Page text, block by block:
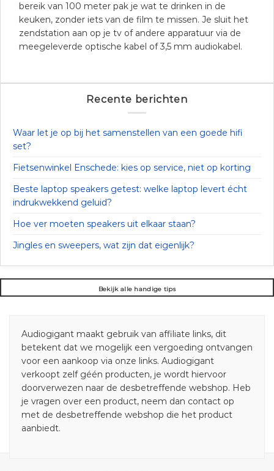
bereik van 100 meter pak je wat te drinken in de
keuken, zonder iets van de film te missen. Je sluit het
zendstation aan op je tv of andere apparatuur via de
meegeleverde optische kabel of 3,5 mm audiokabel.
Recente berichten
Waar let je op bij het samenstellen van een goede hifi
set?
Fietsenwinkel Enschede: kies op service, niet op korting
Beste laptop speakers getest: welke laptop levert écht
indrukwekkend geluid?
Hoe ver moeten speakers uit elkaar staan?
Jingles en sweepers, wat zijn dat eigenlijk?
Bekijk alle handige tips
Audiogigant maakt gebruik van affiliate links, dit
betekent dat we mogelijk een vergoeding ontvangen
voor een aankoop via onze links. Audiogigant
verkoopt zelf géén producten, je wordt hiervoor
doorverwezen naar de desbetreffende webshop. Heb
je vragen over een product, neem dan contact op
met de desbetreffende webshop die het product
aanbiedt.